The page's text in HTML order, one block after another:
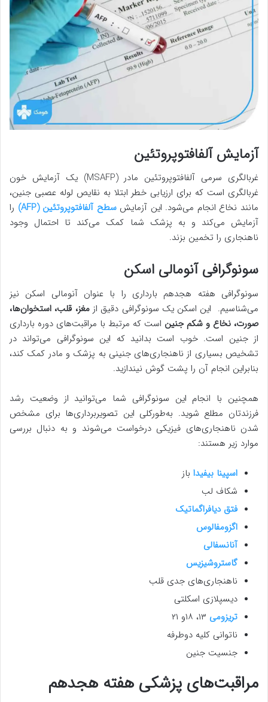
آزمایش آلفافتوپروتئین
غربالگری سرمی آلفافتوپروتئین مادر (MSAFP) یک آزمایش خون
غربالگری است که برای ارزیابی خطر ابتلا به نقایص لوله عصبی جنین،
مانند نخاع انجام می‌شود. این آزمایشسطح آلفافتوپروتئین (AFP)
را
آزمایش می‌کند و به پزشک شما کمک می‌کند تا احتمال وجود
ناهنجاری را تخمین بزند.
سونوگرافی آنومالی اسکن
سونوگرافی هفته هجدهم بارداری را با عنوان آنومالی اسکن نیز
می‌شناسیم. این اسکن یک سونوگرافی دقیق ازمغز، قلب، استخوان‌ها،
صورت، نخاع و شکم جنین است که مرتبط با مراقبت‌های دوره بارداری
از جنین است. خوب است بدانید که این سونوگرافی می‌تواند در
تشخیص بسیاری از ناهنجاری‌های جنینی به پزشک و مادر کمک کند،
بنابراین انجام آن را پشت گوش نیندازید.
همچنین با انجام این سونوگرافی شما می‌توانید از وضعیت رشد
فرزندتان مطلع شوید. به‌طورکلی این تصویربرداری‌ها برای مشخص
شدن ناهنجاری‌های فیزیکی درخواست می‌شوند و به دنبال بررسی
موارد زیر هستند:
اسپینا بیفیدا باز
شکاف لب
فتق دیافراگماتیک
اگزومفالوس
آنانسفالی
گاستروشیزیس
ناهنجاری‌های جدی قلب
دیسپلازی اسکلتی
تریزومی ۱۳، ۱۸و ۲۱
ناتوانی کلیه دوطرفه
جنسیت جنین
مراقبت‌های پزشکی هفته هجدهم